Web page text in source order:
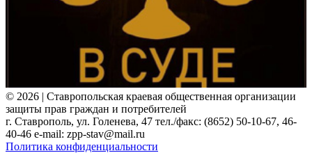
© 2026 | Ставропольская краевая общественная организации
защиты прав граждан и потребителей
г. Ставрополь, ул. Голенева, 47 тел./факс: (8652) 50-10-67, 46-
40-46 e-mail: zpp-stav@mail.ru
Политика конфиденциальности